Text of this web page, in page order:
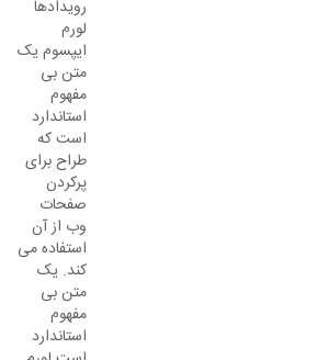
رویدادها
لورم
ایپسوم یک
متن بی
مفهوم
استاندارد
است که
طراح برای
پرکردن
صفحات
وب از آن
استفاده می
کند. یک
متن بی
مفهوم
استاندارد